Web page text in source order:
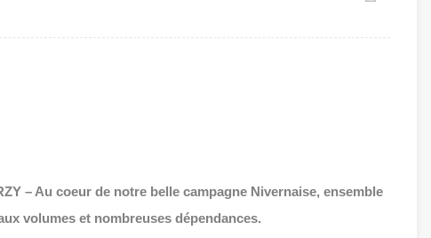
– Au coeur de notre belle campagne Nivernaise, ensemble
volumes et nombreuses dépendances.